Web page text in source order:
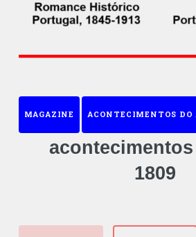
MAGAZINE ACONTECIMENTOS DO
1809